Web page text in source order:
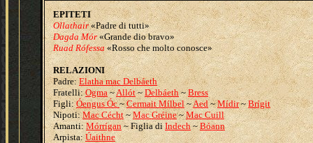
EPITETI
Ollathair«Padre di tutti»
Dagda Mór«Grande dio bravo»
Ruad Rófessa«Rosso che molto conosce»
RELAZIONI
Padre:Elatha mac Delbáeth
Fratelli:Ogma~Allót~Delbáeth~Bress
Figli:Óengus Óc~Cermait Mílbel~Aed~Mídir~Brígit
Nipoti:Mac Cécht~Mac Gréine~Mac Cuill
Amanti:Mórrígan~ Figlia diIndech~Bóann
Arpista:Úaithne